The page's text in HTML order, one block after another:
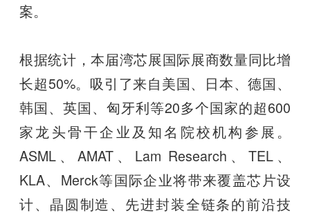
案。
根据统计，本届湾芯展国际展商数量同比增
长超50%。吸引了来自美国、日本、德国、
韩国、英国、匈牙利等20多个国家的超600
家龙头骨干企业及知名院校机构参展。
ASML、AMAT、Lam Research、TEL、
KLA、Merck等国际企业将带来覆盖芯片设
计、晶圆制造、先进封装全链条的前沿技